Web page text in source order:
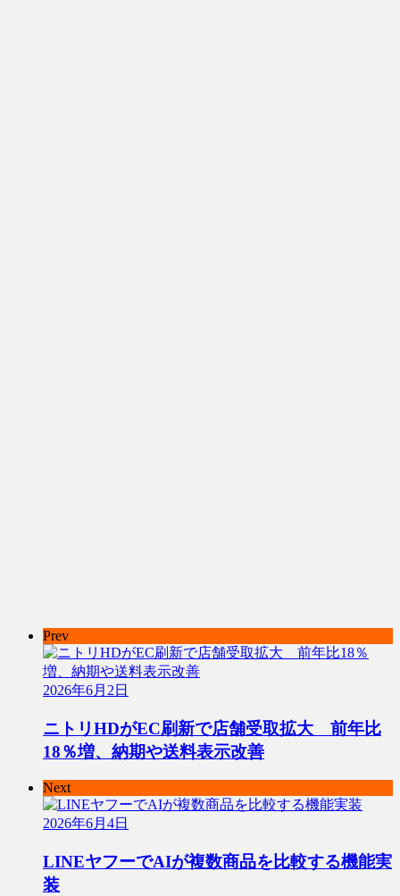
Prev
2026年6月2日
ニトリHDがEC刷新で店舗受取拡大 前年比
18％増、納期や送料表示改善
Next
2026年6月4日
LINEヤフーでAIが複数商品を比較する機能実
装